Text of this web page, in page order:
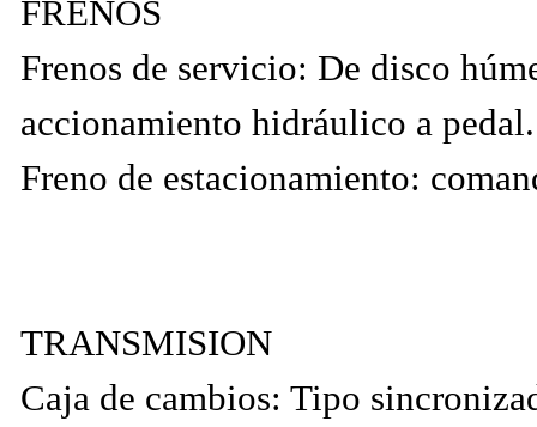
FRENOS
Frenos de servicio: De disco
accionamiento hidráulico a pedal.
Freno de estacionamiento:
TRANSMISION
Caja de cambios: Tipo